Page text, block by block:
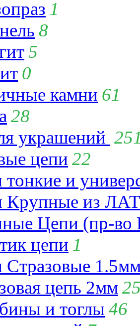
1
8
5
0
камни 61
28
украшений
цепи 22
и
Крупные из
Цепи (пр-во
цепи 1
Стразовые
цепь 2мм
и тоглы 46